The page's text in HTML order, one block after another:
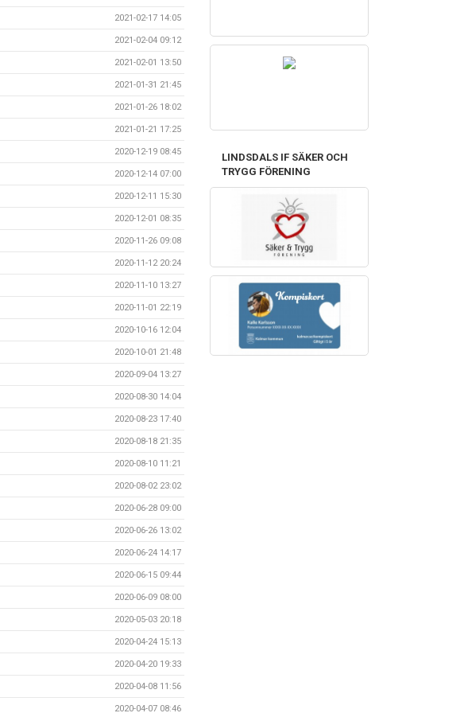
2021-02-17 14:05
2021-02-04 09:12
2021-02-01 13:50
2021-01-31 21:45
2021-01-26 18:02
2021-01-21 17:25
2020-12-19 08:45
2020-12-14 07:00
2020-12-11 15:30
2020-12-01 08:35
2020-11-26 09:08
2020-11-12 20:24
2020-11-10 13:27
2020-11-01 22:19
2020-10-16 12:04
2020-10-01 21:48
2020-09-04 13:27
2020-08-30 14:04
2020-08-23 17:40
2020-08-18 21:35
2020-08-10 11:21
2020-08-02 23:02
2020-06-28 09:00
2020-06-26 13:02
2020-06-24 14:17
2020-06-15 09:44
2020-06-09 08:00
2020-05-03 20:18
2020-04-24 15:13
2020-04-20 19:33
2020-04-08 11:56
2020-04-07 08:46
LINDSDALS IF SÄKER OCH
TRYGG FÖRENING